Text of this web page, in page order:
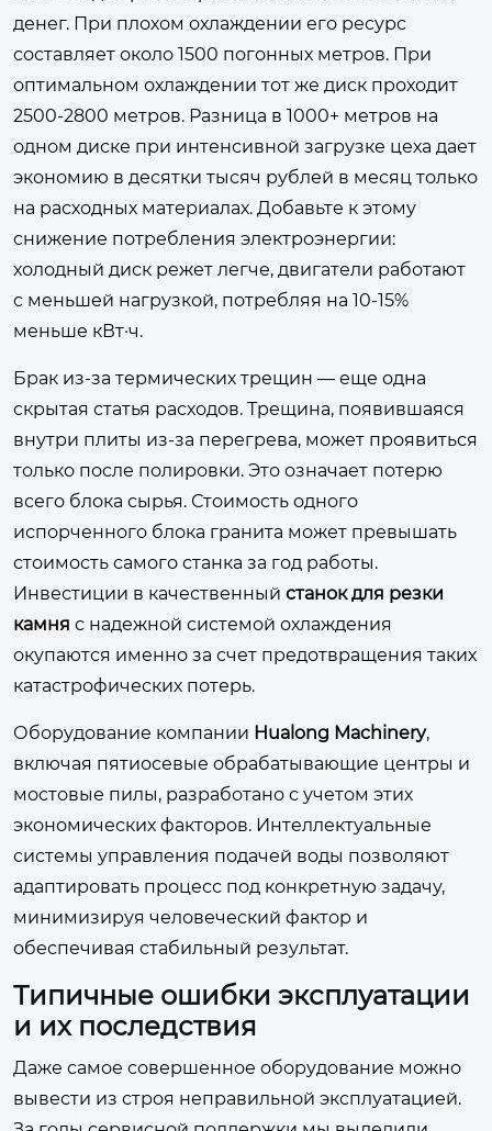
денег. При плохом охлаждении его ресурс
составляет около 1500 погонных метров. При
оптимальном охлаждении тот же диск проходит
2500-2800 метров. Разница в 1000+ метров на
одном диске при интенсивной загрузке цеха дает
экономию в десятки тысяч рублей в месяц только
на расходных материалах. Добавьте к этому
снижение потребления электроэнергии:
холодный диск режет легче, двигатели работают
с меньшей нагрузкой, потребляя на 10-15%
меньше кВт·ч.
Брак из-за термических трещин — еще одна
скрытая статья расходов. Трещина, появившаяся
внутри плиты из-за перегрева, может проявиться
только после полировки. Это означает потерю
всего блока сырья. Стоимость одного
испорченного блока гранита может превышать
стоимость самого станка за год работы.
Инвестиции в качественный станок для резки
камня с надежной системой охлаждения
окупаются именно за счет предотвращения таких
катастрофических потерь.
Оборудование компании Hualong Machinery,
включая пятиосевые обрабатывающие центры и
мостовые пилы, разработано с учетом этих
экономических факторов. Интеллектуальные
системы управления подачей воды позволяют
адаптировать процесс под конкретную задачу,
минимизируя человеческий фактор и
обеспечивая стабильный результат.
Типичные ошибки эксплуатации
и их последствия
Даже самое совершенное оборудование можно
вывести из строя неправильной эксплуатацией.